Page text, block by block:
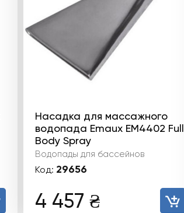
Насадка для массажного
водопада Emaux EM4402 Full
Body Spray
Водопады для бассейнов
Код: 29656
4 457 ₴